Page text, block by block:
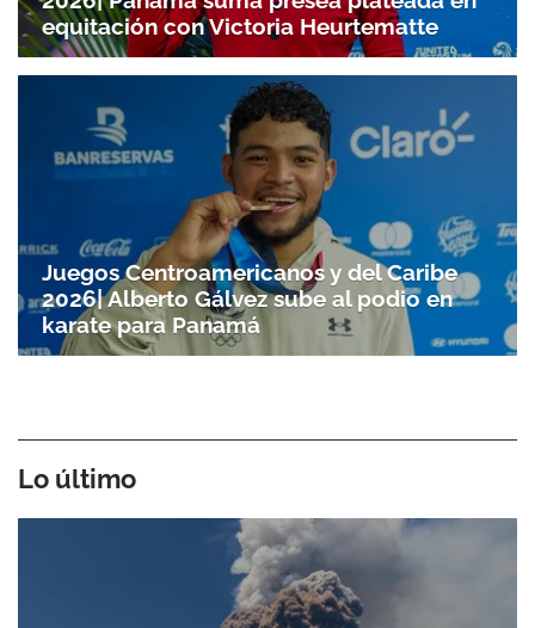
equitación con Victoria Heurtematte
Juegos Centroamericanos y del Caribe
2026| Alberto Gálvez sube al podio en
karate para Panamá
Lo último